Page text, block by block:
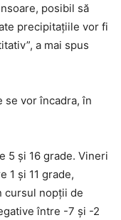
posibil să
precipitaţiile vor fi
a mai spus
se vor încadra, în
5 şi 16 grade. Vineri
1 şi 11 grade,
cursul nopţii de
între -7 şi -2